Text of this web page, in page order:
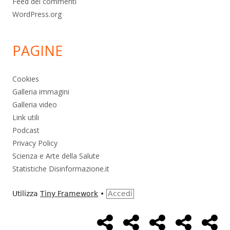
WordPress.org
PAGINE
Cookies
Galleria immagini
Galleria video
Link utili
Podcast
Privacy Policy
Scienza e Arte della Salute
Statistiche Disinformazione.it
Utilizza Tiny Framework • Accedi
MenùHome
Page
Alimentazione
AmbienteBambini